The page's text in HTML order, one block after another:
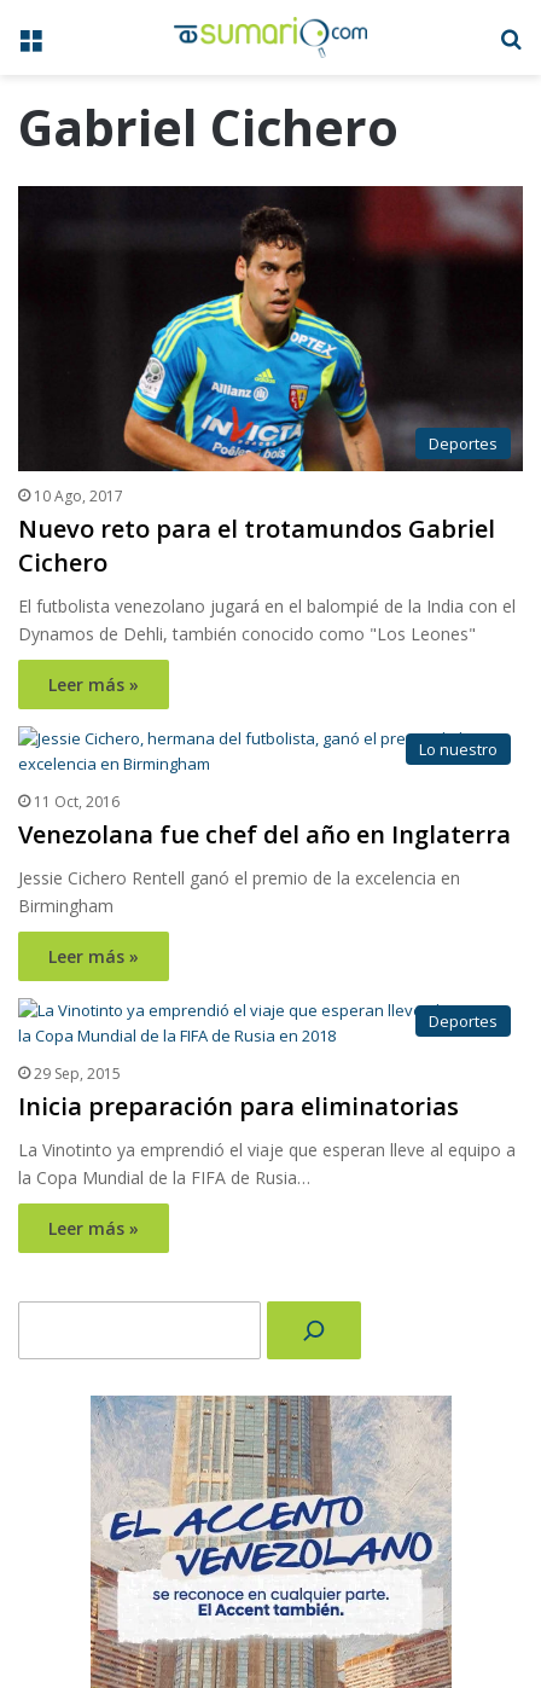
Menú
Gabriel Cichero
Deportes
10 Ago, 2017
Nuevo reto para el trotamundos Gabriel
Cichero
El futbolista venezolano jugará en el balompié de la India con el
Dynamos de Dehli, también conocido como "Los Leones"
Leer más »
Lo nuestro
11 Oct, 2016
Venezolana fue chef del año en Inglaterra
Jessie Cichero Rentell ganó el premio de la excelencia en
Birmingham
Leer más »
Deportes
29 Sep, 2015
Inicia preparación para eliminatorias
La Vinotinto ya emprendió el viaje que esperan lleve al equipo a
la Copa Mundial de la FIFA de Rusia…
Leer más »